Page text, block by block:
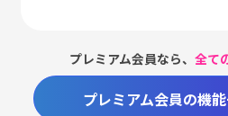
プレミアム会員なら、全て
プレミアム会員の機